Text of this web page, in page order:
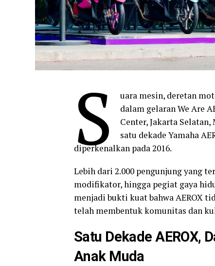
S
uara mesin, deretan
dalam gelaran We Are
Center, Jakarta
satu dekade Yamaha
diperkenalkan pada 2016.
Lebih dari 2.000 pengunjung yang
modifikator, hingga pegiat gaya
menjadi bukti kuat bahwa AEROX
telah membentuk komunitas dan
Satu Dekade AEROX,
Anak Muda